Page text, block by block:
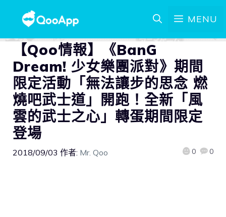
MENU
【Qoo情報】《BanG
Dream! 少女樂團派對》期間
限定活動「無法讓步的思念 燃
燒吧武士道」開跑！全新「風
雲的武士之心」轉蛋期間限定
登場
2018/09/03 作者: Mr. Qoo 0 0